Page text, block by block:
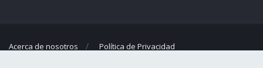
Acerca de nosotros Política de Privacidad